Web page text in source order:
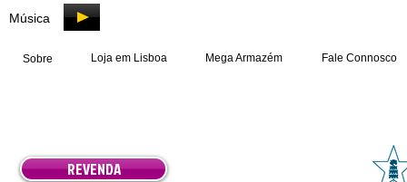
Música
Sobre Loja em Lisboa Mega Armazém Fale Connosco
REVENDA